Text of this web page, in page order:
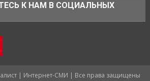
К НАМ В СОЦИАЛЬНЫХ
| Интернет-СМИ | Все права защищены